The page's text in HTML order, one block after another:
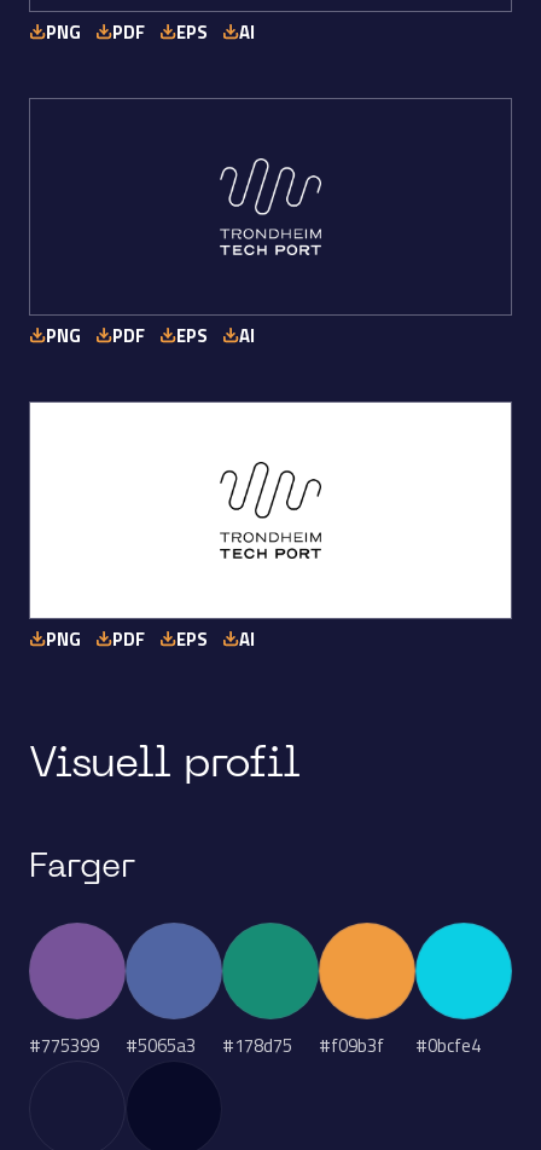
PNG PDF EPS AI
PNG PDF EPS AI
PNG PDF EPS AI
Visuell profil
Farger
#775399 #5065a3 #178d75 #f09b3f #0bcfe4